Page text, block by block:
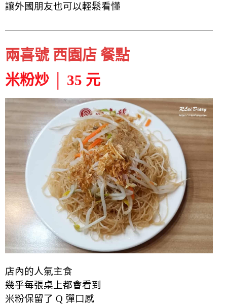
讓外國朋友也可以輕鬆看懂
兩喜號 西園店 餐點
米粉炒 │ 35 元
店內的人氣主食
幾乎每張桌上都會看到
米粉保留了 Q 彈口感